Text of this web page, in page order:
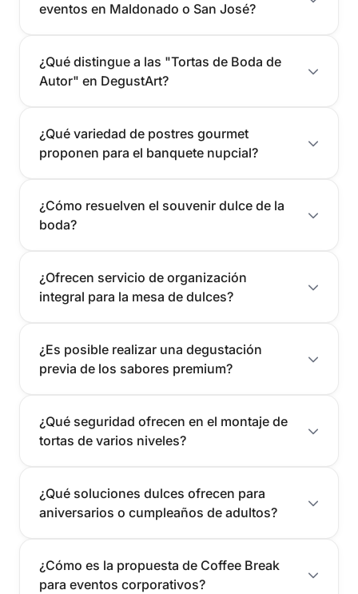
eventos en Maldonado o San José?
¿Qué distingue a las "Tortas de Boda de
Autor" en DegustArt?
¿Qué variedad de postres gourmet
proponen para el banquete nupcial?
¿Cómo resuelven el souvenir dulce de la
boda?
¿Ofrecen servicio de organización
integral para la mesa de dulces?
¿Es posible realizar una degustación
previa de los sabores premium?
¿Qué seguridad ofrecen en el montaje de
tortas de varios niveles?
¿Qué soluciones dulces ofrecen para
aniversarios o cumpleaños de adultos?
¿Cómo es la propuesta de Coffee Break
para eventos corporativos?